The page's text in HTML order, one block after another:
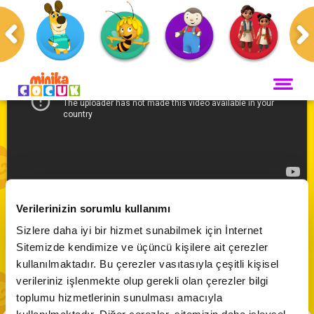
Verilerinizin sorumlu kullanımı
Sizlere daha iyi bir hizmet sunabilmek için İnternet
Sitemizde kendimize ve üçüncü kişilere ait çerezler
kullanılmaktadır. Bu çerezler vasıtasıyla çeşitli kişisel
verileriniz işlenmekte olup gerekli olan çerezler bilgi
toplumu hizmetlerinin sunulması amacıyla
ANA SAYFA
Maceracı Yüzgeçler
Bi' Adada Bi' Arada
Arı Maya
Çupi
Akika ve Sahara
VİDEO
CANLI YAYIN
Anasayfa Kaplan Daniel'ın Dünyası
Kaplan Daniel'ın Dünyası 🐯 | Uzay Gemisi
Abone Ol